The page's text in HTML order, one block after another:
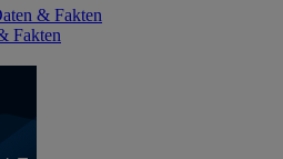
& Fakten
Fakten